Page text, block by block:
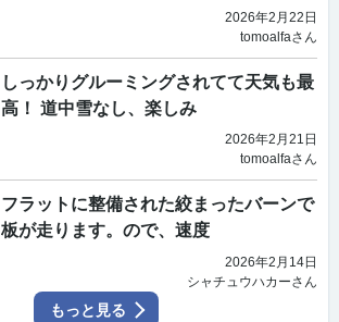
2026年2月22日
tomoalfaさん
しっかりグルーミングされてて天気も最
高！ 道中雪なし、楽しみ
2026年2月21日
tomoalfaさん
フラットに整備された絞まったバーンで
板が走ります。ので、速度
2026年2月14日
シャチュウハカーさん
もっと見る